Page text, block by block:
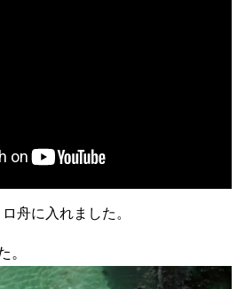
舟に入れました。
。